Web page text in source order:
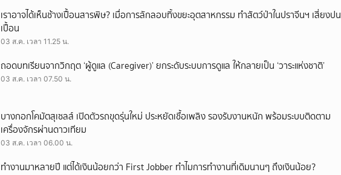
เราอาจได้เห็นช้างเปื้อนสารพิษ? เมื่อการลักลอบทิ้งขยะอุตสาหกรรม ทำสัตว์ป่าในปราจีนฯ เสี่ยงปน
เปื้อน
03 ส.ค. เวลา 11.25 น.
ถอดบทเรียนจากวิกฤต ‘ผู้ดูแล (Caregiver)’ ยกระดับระบบการดูแล ให้กลายเป็น ‘วาระแห่งชาติ’
03 ส.ค. เวลา 07.50 น.
บางกอกโคมัตสุเซลส์ เปิดตัวรถขุดรุ่นใหม่ ประหยัดเชื้อเพลิง รองรับงานหนัก พร้อมระบบติดตาม
เครื่องจักรผ่านดาวเทียม
03 ส.ค. เวลา 06.00 น.
ทำงานมาหลายปี แต่ได้เงินน้อยกว่า First Jobber ทำไมการทำงานที่เดิมนานๆ ถึงเงินน้อย?